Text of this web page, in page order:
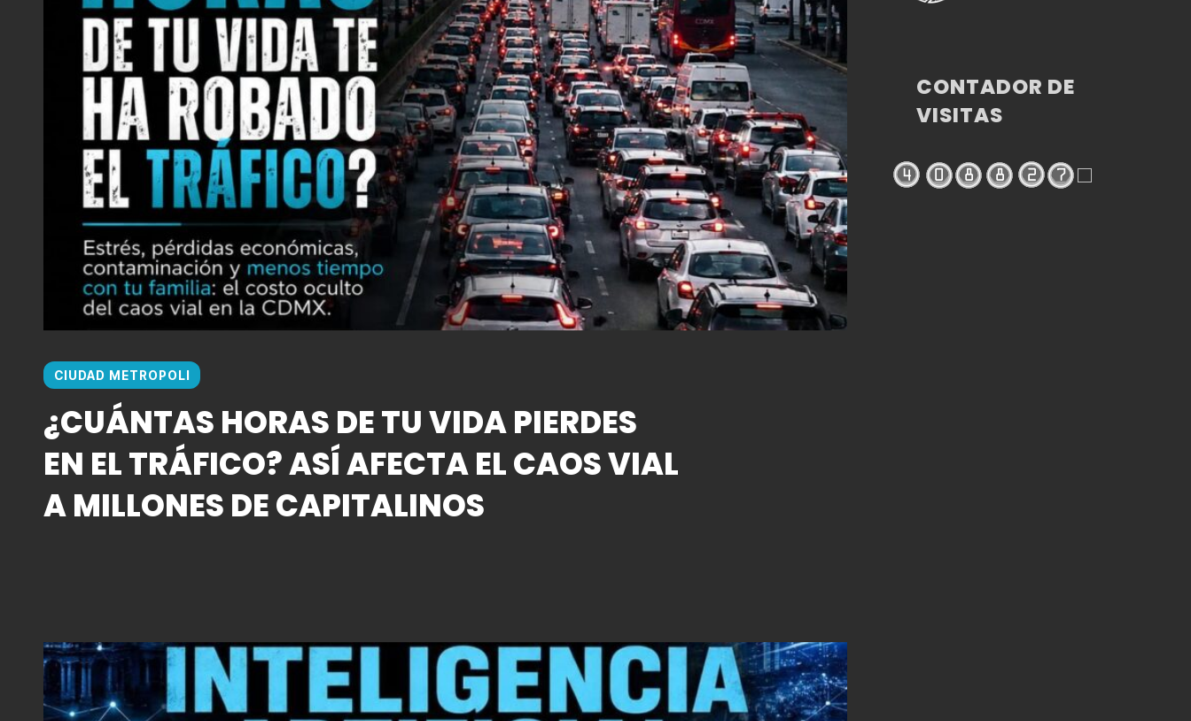
CIUDAD METROPOLI
¿CUÁNTAS HORAS DE TU VIDA PIERDES
EN EL TRÁFICO? ASÍ AFECTA EL CAOS VIAL
A MILLONES DE CAPITALINOS
CONTADOR DE
VISITAS